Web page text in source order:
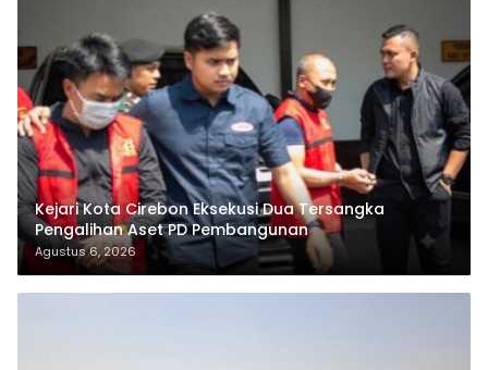
Kejari Kota Cirebon Eksekusi Dua Tersangka
Pengalihan Aset PD Pembangunan
Agustus 6, 2026